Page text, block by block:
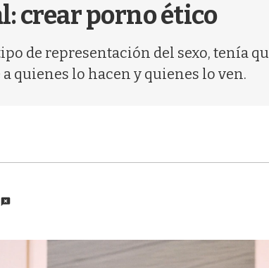
crear porno ético
de representación del sexo, tenía
quienes lo hacen y quienes lo ven.